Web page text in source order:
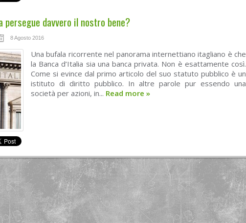
persegue davvero il nostro bene?
8 Agosto 2016
Una bufala ricorrente nel panorama internettiano itagliano è che
la Banca d’Italia sia una banca privata. Non è esattamente così.
Come si evince dal primo articolo del suo statuto pubblico è un
istituto di diritto pubblico. In altre parole pur essendo una
società per azioni, in... Read more »